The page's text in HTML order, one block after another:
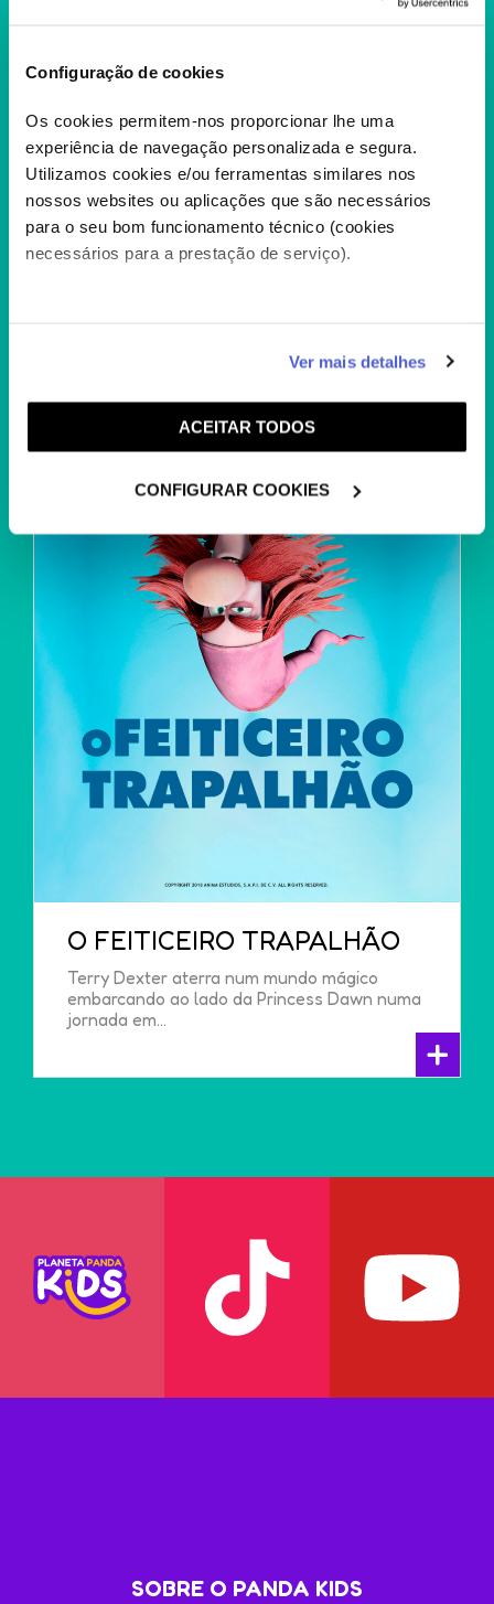
Configuração de cookies
Os cookies permitem-nos proporcionar lhe uma
experiência de navegação personalizada e segura.
Utilizamos cookies e/ou ferramentas similares nos
nossos websites ou aplicações que são necessários
para o seu bom funcionamento técnico (cookies
necessários para a prestação de serviço).
este serviço às suas preferências e apresentar-lhe
funcionalidades (cookies de personalização e
funcionalidade) e adaptar anúncios aos seus interesses
(cookies de publicidade personalizada). Pode gerir a
Cookies".
Ver mais detalhes
ACEITAR TODOS
CONFIGURAR COOKIES
perder visitantes e por isso mesmo o
+
O FEITICEIRO TRAPALHÃO
Terry Dexter aterra num mundo mágico
embarcando ao lado da Princess Dawn numa
jornada em...
+
SOBRE O PANDA KIDS